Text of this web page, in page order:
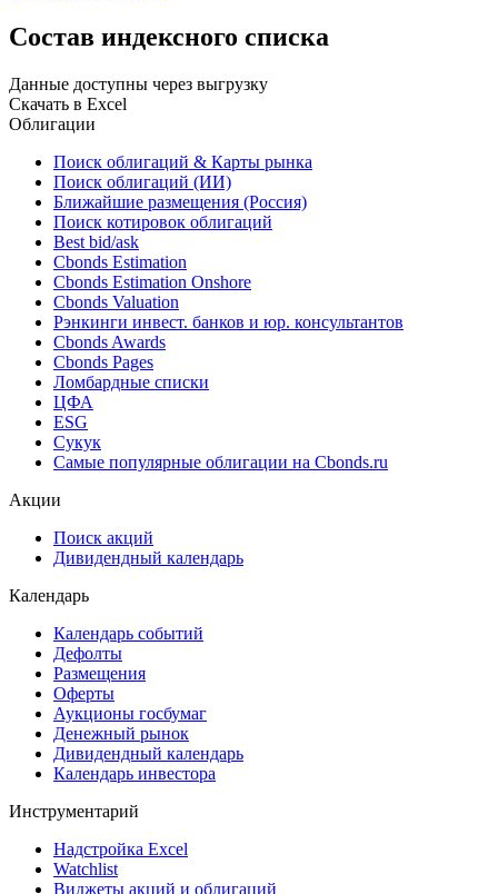
Состав индексного списка
Данные доступны через выгрузку
Скачать в Excel
Облигации
Поиск облигаций & Карты рынка
Поиск облигаций (ИИ)
Ближайшие размещения (Россия)
Поиск котировок облигаций
Best bid/ask
Cbonds Estimation
Cbonds Estimation Onshore
Cbonds Valuation
Рэнкинги инвест. банков и юр. консультантов
Cbonds Awards
Cbonds Pages
Ломбардные списки
ЦФА
ESG
Сукук
Самые популярные облигации на Cbonds.ru
Акции
Поиск акций
Дивидендный календарь
Календарь
Календарь событий
Дефолты
Размещения
Оферты
Аукционы госбумаг
Денежный рынок
Дивидендный календарь
Календарь инвестора
Инструментарий
Надстройка Excel
Watchlist
Виджеты акций и облигаций